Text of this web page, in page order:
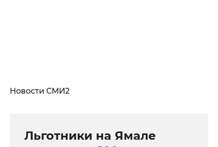
Новости СМИ2
Льготники на Ямале